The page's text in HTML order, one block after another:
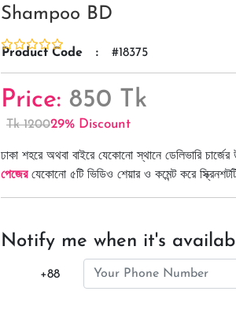
Shampoo BD
Product Code : #18375
Price: 850 Tk
Tk 120029% Discount
ঢাকা শহরে অথবা বাইরে যেকোনো স্থানে ডেলিভারি
পেজেরযেকোনো ৫টি ভিডিও শেয়ার ও কমেন্ট করে
Notify me when it's
+88